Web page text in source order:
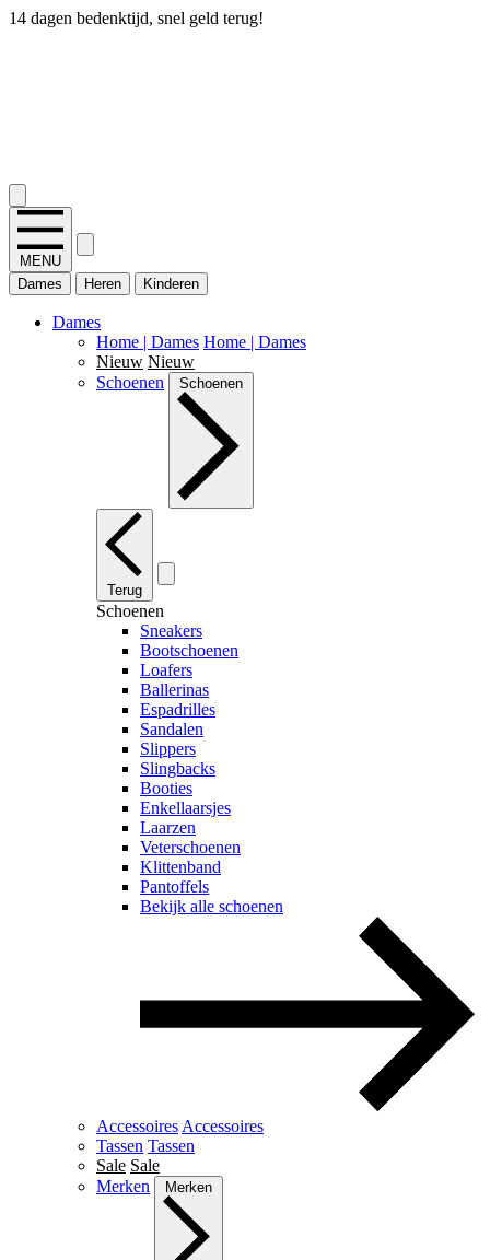
14 dagen bedenktijd, snel geld terug!
MENU
Dames
Heren Kinderen
Dames
Home | Dames Home | Dames
Nieuw Nieuw
Schoenen
Schoenen
Terug
Schoenen
Sneakers
Bootschoenen
Loafers
Ballerinas
Espadrilles
Sandalen
Slippers
Slingbacks
Booties
Enkellaarsjes
Laarzen
Veterschoenen
Klittenband
Pantoffels
Bekijk alle schoenen
Accessoires Accessoires
Tassen Tassen
Sale Sale
Merken
Merken